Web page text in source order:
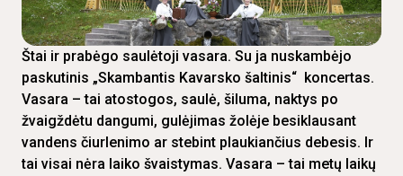
Štai ir prabėgo saulėtoji vasara. Su ja nuskambėjo
paskutinis „Skambantis Kavarsko šaltinis“ koncertas.
Vasara – tai atostogos, saulė, šiluma, naktys po
žvaigždėtu dangumi, gulėjimas žolėje besiklausant
vandens čiurlenimo ar stebint plaukiančius debesis. Ir
tai visai nėra laiko švaistymas. Vasara – tai metų laikų